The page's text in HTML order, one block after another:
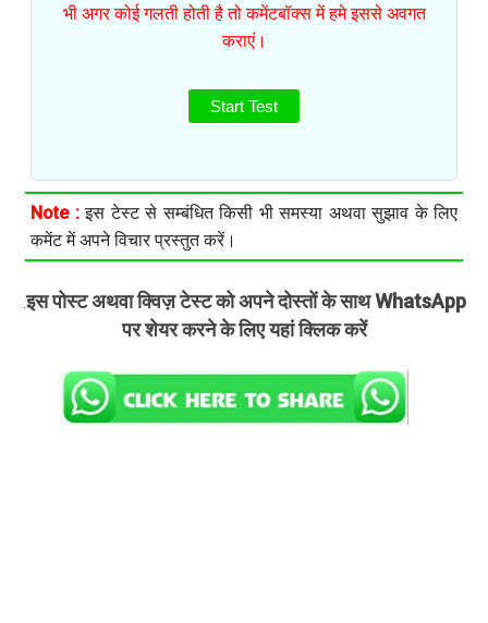
भी अगर कोई गलती होती है तो कमेंटबॉक्स में हमे इससे अवगत
कराएं।
Start Test
Note :इस टेस्ट से सम्बंधित किसी भी समस्या अथवा सुझाव के लिए
कमेंट में अपने विचार प्रस्तुत करें।
.इस पोस्ट अथवा क्विज़ टेस्ट को अपने दोस्तों के साथ WhatsApp
पर शेयर करने के लिए यहां क्लिक करें